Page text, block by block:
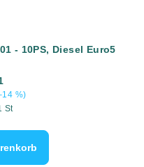
BG910.01 - 10PS, Diesel Euro5
%)
St